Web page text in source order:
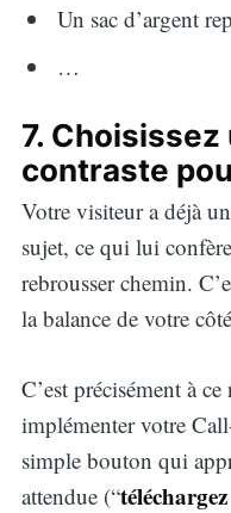
Un sac d’argent
…
7.
contraste
Votre visiteur a déjà
sujet, ce qui lui
rebrousser chemin.
la balance de votre
C’est précisément à
implémenter votre
simple bouton qui
attendue (“